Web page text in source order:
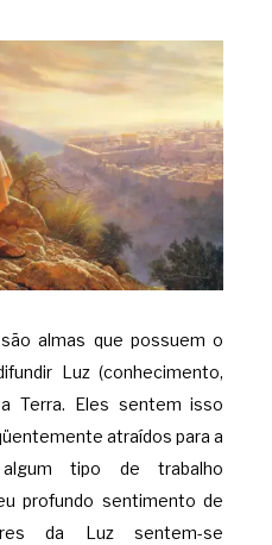
almas que possuem o
Luz (conhecimento,
Terra. Eles sentem isso
atraídos para a
tipo de trabalho
profundo sentimento de
da Luz sentem-se